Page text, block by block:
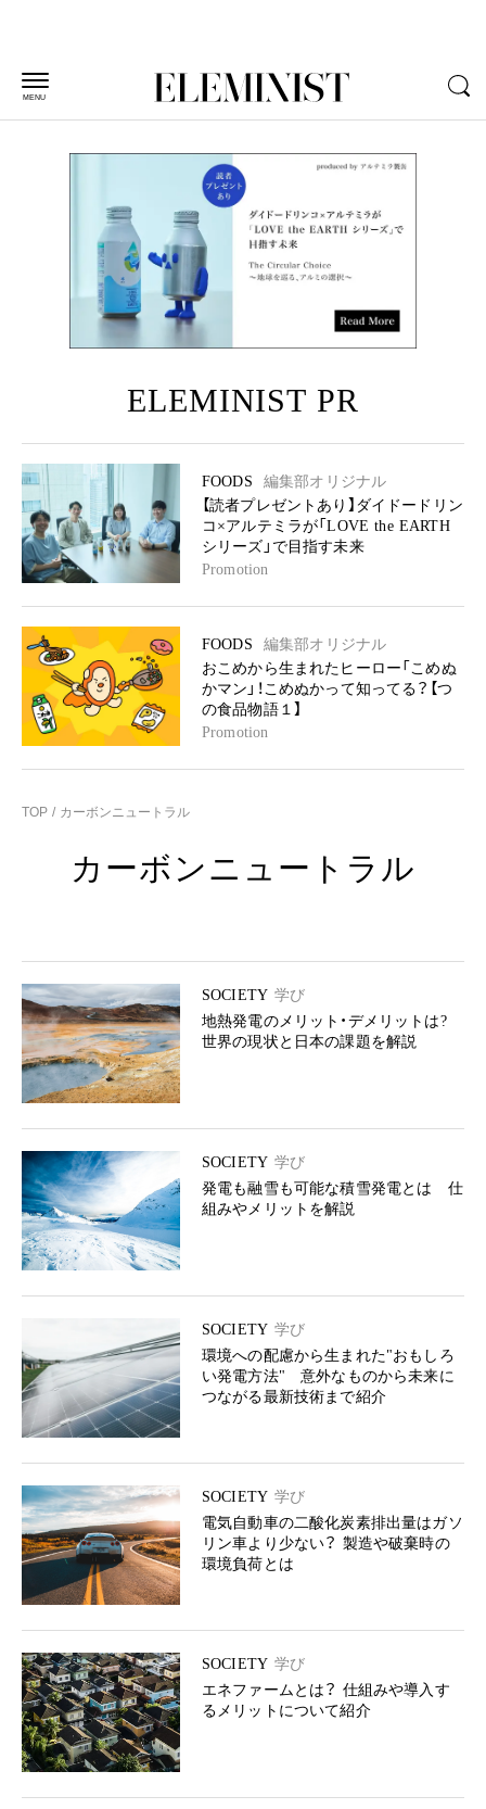
MENU
ELEMINIST PR
FOODS
編集部オリジナル
【読者プレゼントあり】ダイドードリン
コ×アルテミラが「LOVE the EARTH
シリーズ」で目指す未来
Promotion
FOODS
編集部オリジナル
おこめから生まれたヒーロー「こめぬ
かマン」！こめぬかって知ってる？【つ
の食品物語１】
Promotion
TOP カーボンニュートラル
カーボンニュートラル
SOCIETY 学び
地熱発電のメリット・デメリットは?
世界の現状と日本の課題を解説
SOCIETY 学び
発電も融雪も可能な積雪発電とは 仕
組みやメリットを解説
SOCIETY 学び
環境への配慮から生まれた"おもしろ
い発電方法" 意外なものから未来に
つながる最新技術まで紹介
SOCIETY 学び
電気自動車の二酸化炭素排出量はガソ
リン車より少ない？ 製造や破棄時の
環境負荷とは
SOCIETY 学び
エネファームとは？ 仕組みや導入す
るメリットについて紹介